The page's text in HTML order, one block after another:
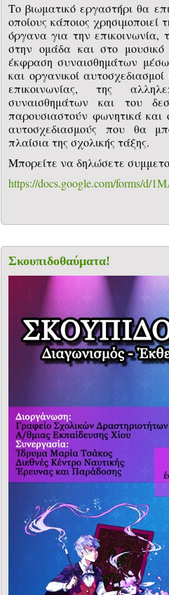
Το βιωματικό εργαστήρι θα
οποίους κάποιος
όργανα για την επικοινωνία,
στην ομάδα και στο
έκφραση συναισθημάτων
και οργανικοί
επικοινωνίας, της
συναισθημάτων και του
παρουσιαστούν φωνητικά και
αυτοσχεδιασμούς που θα
πλαίσια της σχολικής τάξης.
Μπορείτε να δηλώσετε
https://docs.google.com/forms/d/
Σκουπιδοθαύματα!